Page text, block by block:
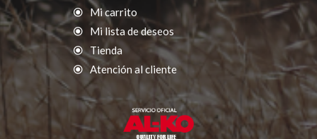
Mi carrito
Mi lista de deseos
Tienda
Atención al cliente